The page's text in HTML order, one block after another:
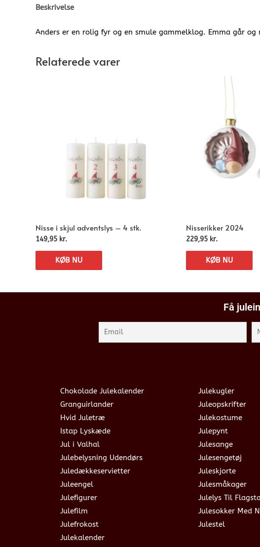
Beskrivelse
Anders er en rolig fyr og en smule gammelklog. Emma går
Relaterede varer
Nisse i skjul adventslys – 4 stk.
149,95 kr.
KØB NU
Nisserikker 2024
229,95 kr.
KØB NU
Få
Chokolade Julekalender
Granguirlander
Hvid Juletræ
Istap Lyskæde
Jul i Valhal
Julebelysning Udendørs
Juledækkeservietter
Juleengel
Julefigurer
Julefilm
Julefrokost
Julekalender
Julekugler
Juleopskrifter
Julekostume
Julepynt
Julesange
Julesengetøj
Juleskjorte
Julesmåkager
Julelys Til
Julesokker Med
Julestel